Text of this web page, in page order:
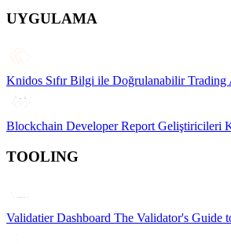
UYGULAMA
Knidos Sıfır Bilgi ile Doğrulanabilir Trading
Blockchain Developer Report Geliştiricileri
TOOLING
Validatier Dashboard The Validator's Guide